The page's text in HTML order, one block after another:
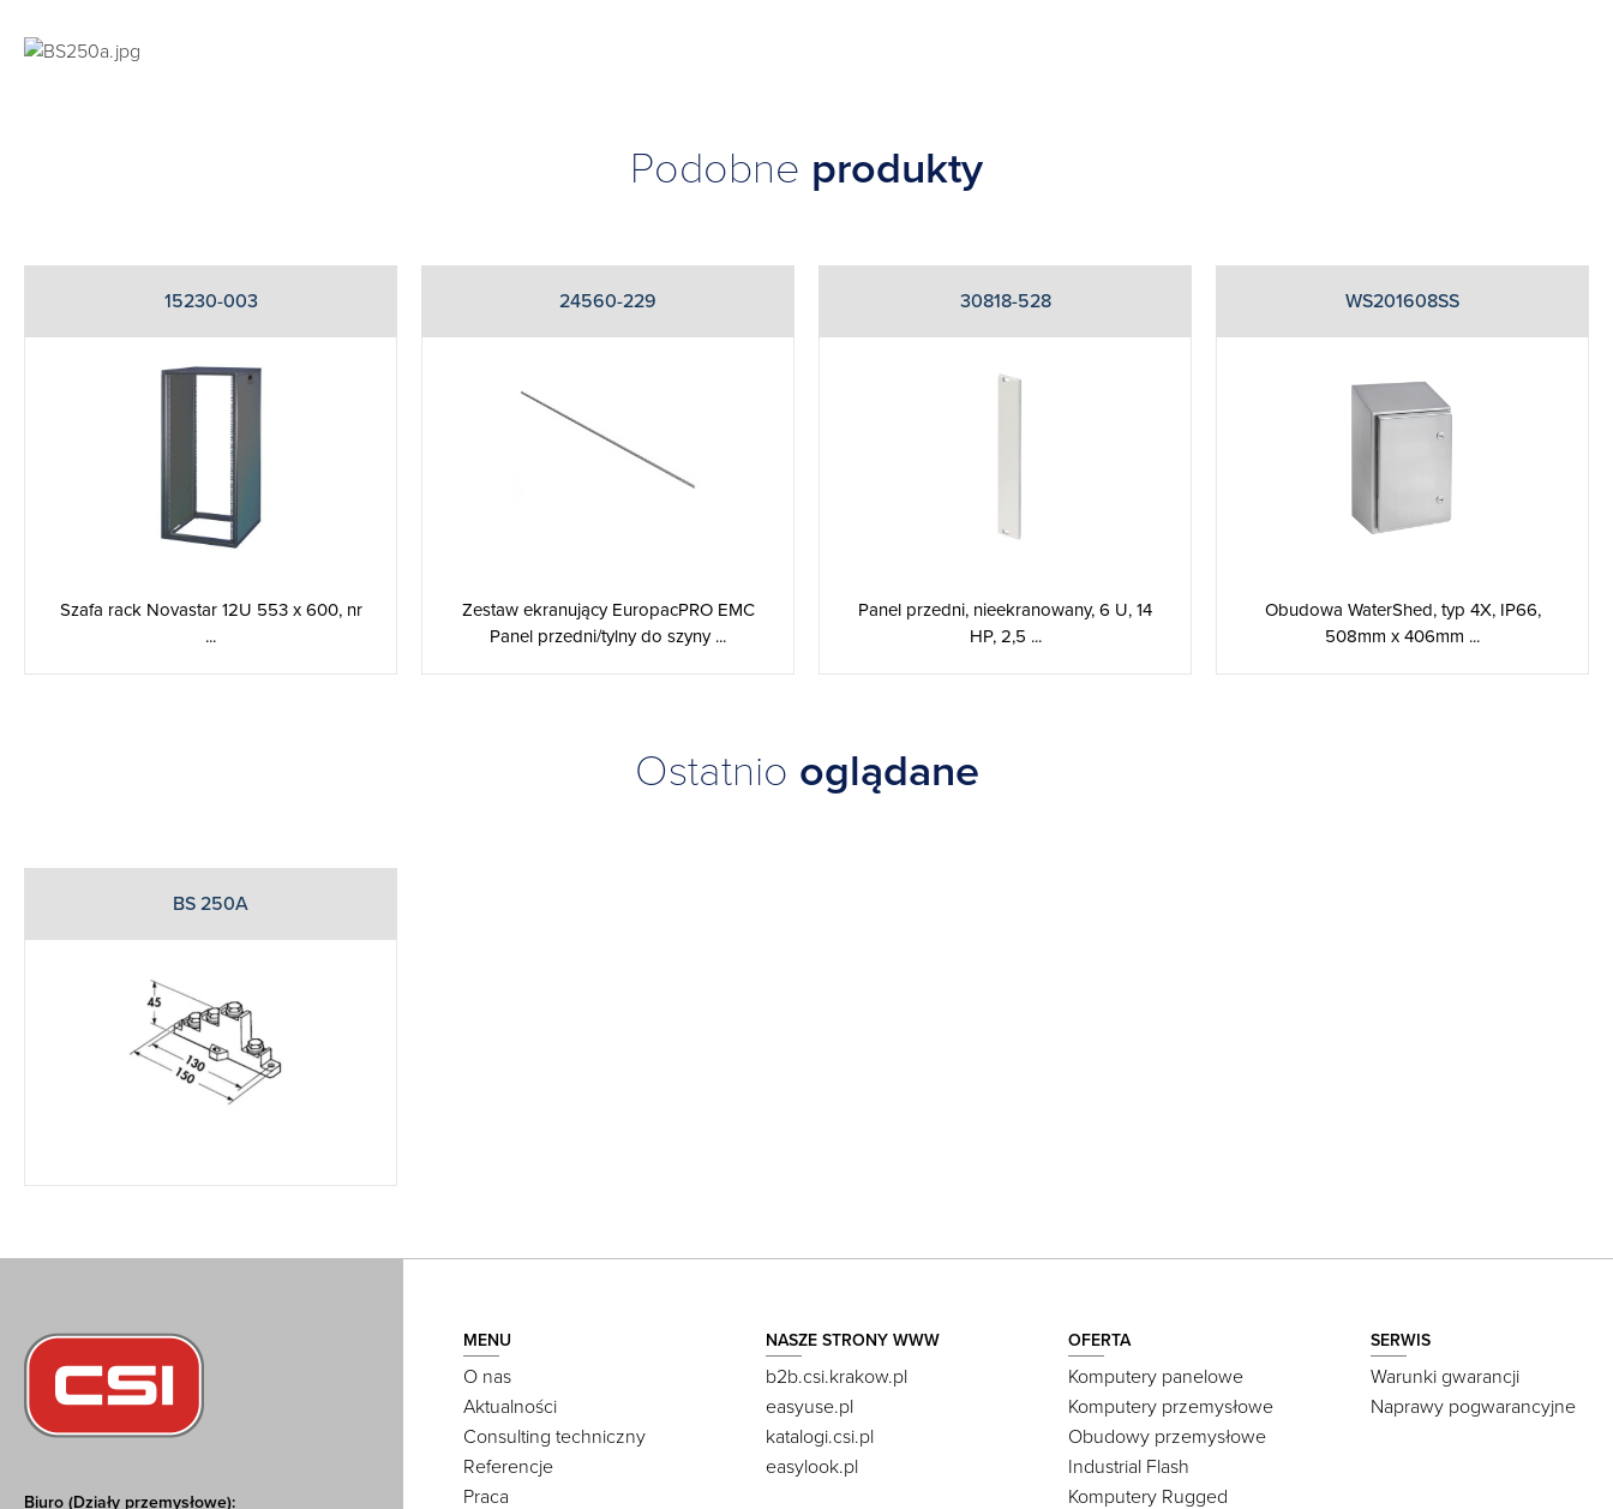
Podobne produkty
15230-003
Szafa rack Novastar 12U 553 x 600, nr
...
24560-229
Zestaw ekranujący EuropacPRO EMC
Panel przedni/tylny do szyny ...
30818-528
Panel przedni, nieekranowany, 6 U, 14
HP, 2,5 ...
WS201608SS
Obudowa WaterShed, typ 4X, IP66,
508mm x 406mm ...
Ostatnio oglądane
BS 250A
Biuro (Działy przemysłowe):
MENU
O nas
Aktualności
Consulting techniczny
Referencje
Praca
NASZE STRONY WWW
b2b.csi.krakow.pl
easyuse.pl
katalogi.csi.pl
easylook.pl
OFERTA
Komputery panelowe
Komputery przemysłowe
Obudowy przemysłowe
Industrial Flash
Komputery Rugged
SERWIS
Warunki gwarancji
Naprawy pogwarancyjne